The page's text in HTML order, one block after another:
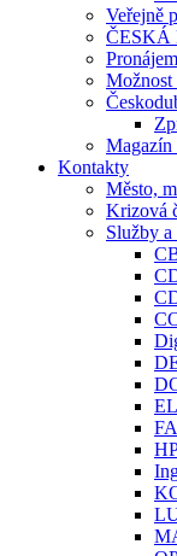
Veřejně
ČESKÁ
Možnost
Magazín
Kontakty
Město,
Krizová
Služby